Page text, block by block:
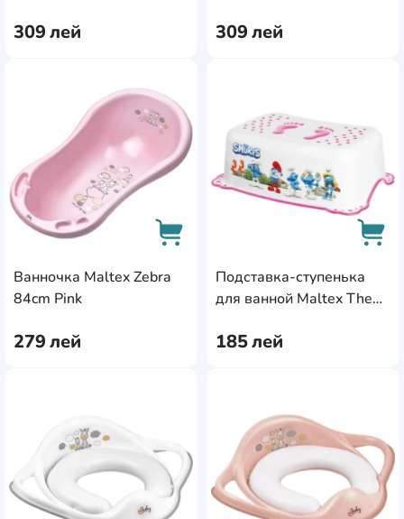
309лей 309лей
Ванночка Maltex Zebra
84cm Pink
279лей
AddCardToCart
Подставка-ступенька
для ванной Maltex The
185лей